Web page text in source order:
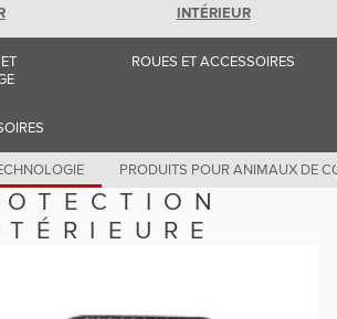
INTÉRIEUR
ROUES ET ACCESSOIRES
PRODUITS POUR ANIMAUX DE